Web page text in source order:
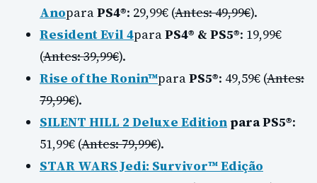
AnoparaPS4®: 29,99€ (Antes: 49,99€).
Resident Evil 4paraPS4® & PS5®: 19,99€
(Antes: 39,99€).
Rise of the Ronin™paraPS5®: 49,59€ (Antes:
79,99€).
SILENT HILL 2 Deluxe Editionpara PS5®:
51,99€ (Antes: 79,99€).
STAR WARS Jedi: Survivor™ Edição